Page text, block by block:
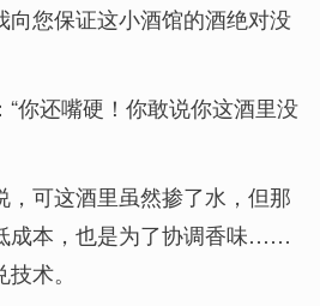
向您保证这小酒馆的酒绝对没
你还嘴硬！你敢说你这酒里没
，可这酒里虽然掺了水，但那
成本，也是为了协调香味……
术。